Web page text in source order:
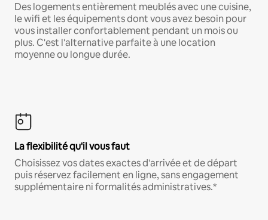
Des logements entièrement meublés avec une cuisine,
le wifi et les équipements dont vous avez besoin pour
vous installer confortablement pendant un mois ou
plus. C'est l'alternative parfaite à une location
moyenne ou longue durée.
La flexibilité qu'il vous faut
Choisissez vos dates exactes d'arrivée et de départ
puis réservez facilement en ligne, sans engagement
supplémentaire ni formalités administratives.*